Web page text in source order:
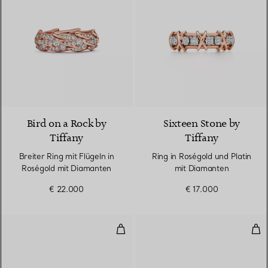
Bird on a Rock by
Tiffany
Breiter Ring mit Flügeln in
Roségold mit Diamanten
€ 22.000
Sixteen Stone by
Tiffany
Ring in Roségold und Platin
mit Diamanten
€ 17.000
True breiter Ring in Roségold